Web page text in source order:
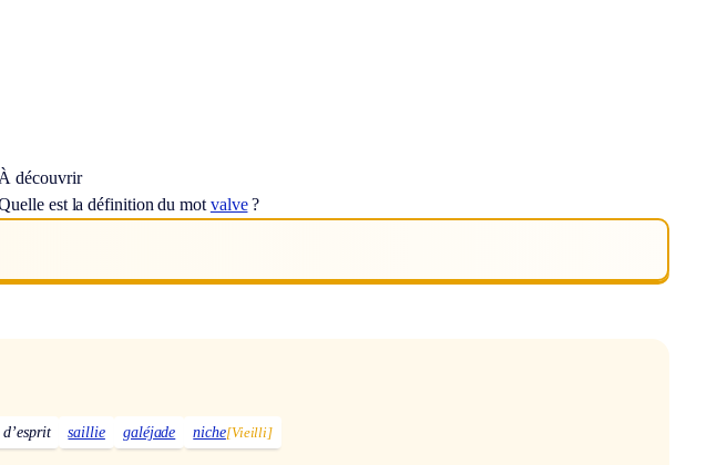
À découvrir
est la définition du mot valve?
saillie galéjade niche[Vieilli]